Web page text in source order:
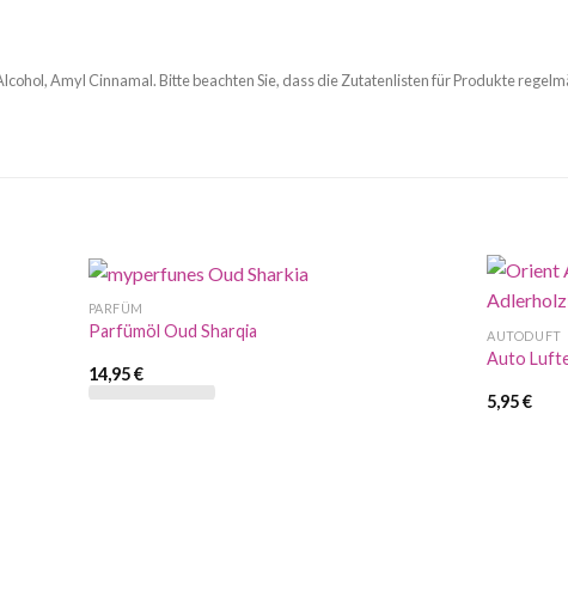
Amyl Cinnamal. Bitte beachten Sie, dass die Zutatenlisten für Produkte
PARFÜM
Parfümöl Oud Sharqia
14,95€
AUTODUFT
Auto
5,95€